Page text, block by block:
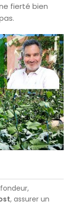
fierté bien
, assurer un